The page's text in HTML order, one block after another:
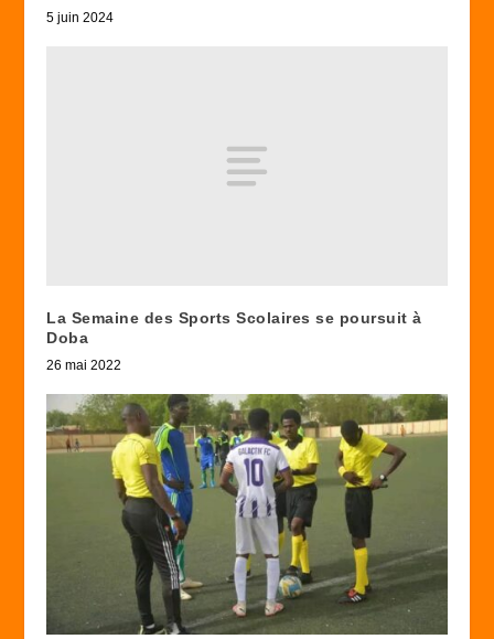
5 juin 2024
La Semaine des Sports Scolaires se poursuit à
Doba
26 mai 2022